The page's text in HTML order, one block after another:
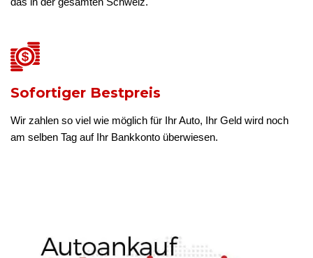
Sofortiger Bestpreis
Wir zahlen so viel wie möglich für Ihr Auto, Ihr Geld wird noch
am selben Tag auf Ihr Bankkonto überwiesen.